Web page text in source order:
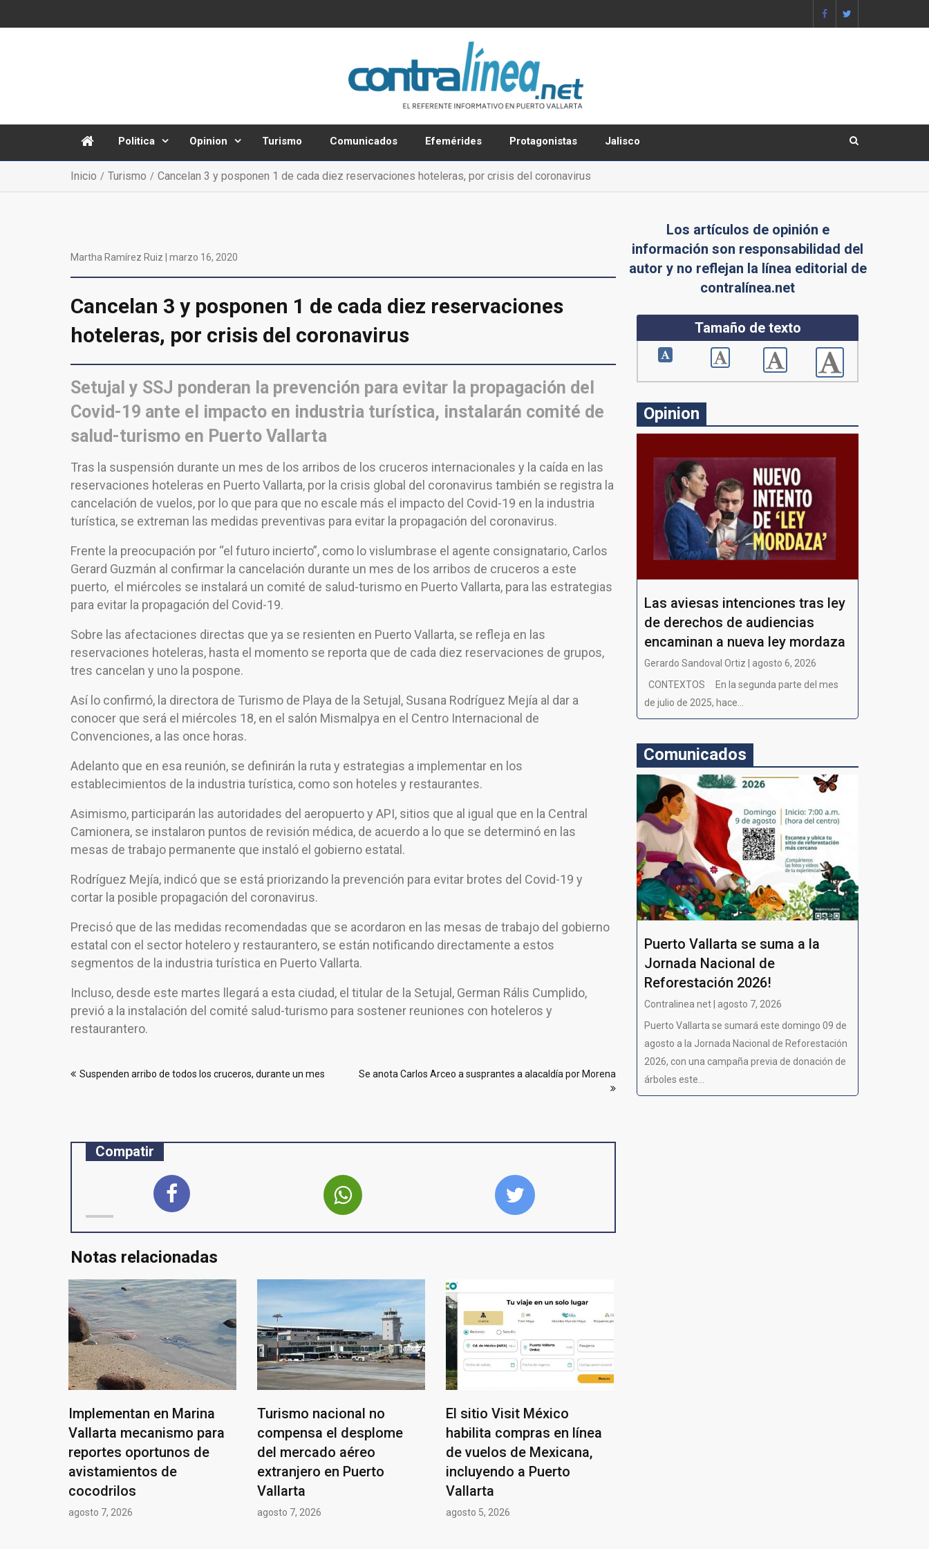
Politica Opinion Turismo Comunicados Efemérides Protagonistas Jalisco
Inicio Turismo Cancelan 3 y posponen 1 de cada diez reservaciones hoteleras, por crisis del coronavirus
Martha Ramírez Ruiz | marzo 16, 2020
Cancelan 3 y posponen 1 de cada diez reservaciones
hoteleras, por crisis del coronavirus
Setujal y SSJ ponderan la prevención para evitar la propagación del
Covid-19 ante el impacto en industria turística, instalarán comité de
salud-turismo en Puerto Vallarta
Tras la suspensión durante un mes de los arribos de los cruceros internacionales y la caída en las
reservaciones hoteleras en Puerto Vallarta, por la crisis global del coronavirus también se registra la
cancelación de vuelos, por lo que para que no escale más el impacto del Covid-19 en la industria
turística, se extreman las medidas preventivas para evitar la propagación del coronavirus.
Frente la preocupación por “el futuro incierto”, como lo vislumbrase el agente consignatario, Carlos
Gerard Guzmán al confirmar la cancelación durante un mes de los arribos de cruceros a este
puerto, el miércoles se instalará un comité de salud-turismo en Puerto Vallarta, para las estrategias
para evitar la propagación del Covid-19.
Sobre las afectaciones directas que ya se resienten en Puerto Vallarta, se refleja en las
reservaciones hoteleras, hasta el momento se reporta que de cada diez reservaciones de grupos,
tres cancelan y uno la pospone.
Así lo confirmó, la directora de Turismo de Playa de la Setujal, Susana Rodríguez Mejía al dar a
conocer que será el miércoles 18, en el salón Mismalpya en el Centro Internacional de
Convenciones, a las once horas.
Adelanto que en esa reunión, se definirán la ruta y estrategias a implementar en los
establecimientos de la industria turística, como son hoteles y restaurantes.
Asimismo, participarán las autoridades del aeropuerto y API, sitios que al igual que en la Central
Camionera, se instalaron puntos de revisión médica, de acuerdo a lo que se determinó en las
mesas de trabajo permanente que instaló el gobierno estatal.
Rodríguez Mejía, indicó que se está priorizando la prevención para evitar brotes del Covid-19 y
cortar la posible propagación del coronavirus.
Precisó que de las medidas recomendadas que se acordaron en las mesas de trabajo del gobierno
estatal con el sector hotelero y restaurantero, se están notificando directamente a estos
segmentos de la industria turística en Puerto Vallarta.
Incluso, desde este martes llegará a esta ciudad, el titular de la Setujal, German Rális Cumplido,
previó a la instalación del comité salud-turismo para sostener reuniones con hoteleros y
restaurantero.
deSuspenden arribo de todos los cruceros, durante un mes Se anota Carlos Arceo a susprantes a alacaldía por Morena
Compatir
Notas relacionadas
Implementan en Marina
Vallarta mecanismo para
reportes oportunos de
avistamientos de
cocodrilos
agosto 7, 2026
Turismo nacional no
compensa el desplome
del mercado aéreo
extranjero en Puerto
Vallarta
agosto 7, 2026
El sitio Visit México
habilita compras en línea
de vuelos de Mexicana,
incluyendo a Puerto
Vallarta
agosto 5, 2026
Los artículos de opinión e
información son responsabilidad del
autor y no reflejan la línea editorial de
contralínea.net
Tamaño de texto
Opinion
Las aviesas intenciones tras ley
de derechos de audiencias
encaminan a nueva ley mordaza
Gerardo Sandoval Ortiz | agosto 6, 2026
CONTEXTOS En la segunda parte del mes
de julio de 2025, hace...
Comunicados
Puerto Vallarta se suma a la
Jornada Nacional de
Reforestación 2026!
Contralinea net | agosto 7, 2026
Puerto Vallarta se sumará este domingo 09 de
agosto a la Jornada Nacional de Reforestación
2026, con una campaña previa de donación de
árboles este...